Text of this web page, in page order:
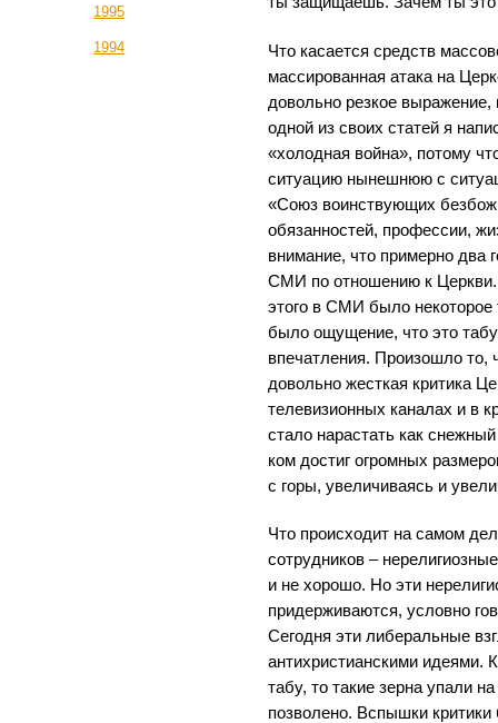
1995
1994
Что касается средств
массированная атака на
довольно резкое
одной из своих статей я
«холодная война», потому
ситуацию нынешнюю с
«Союз воинствующих
обязанностей, профессии,
внимание, что примерно два
СМИ по отношению к Церкви.
этого в СМИ было некоторое
было ощущение, что это
впечатления. Произошло
довольно жесткая критика
телевизионных каналах и в
стало нарастать как
ком достиг огромных
с горы, увеличиваясь и
Что происходит на самом
сотрудников –
и не хорошо. Но эти
придерживаются, условно
Сегодня эти либеральные
антихристианскими идеями.
табу, то такие зерна упали
позволено. Вспышки